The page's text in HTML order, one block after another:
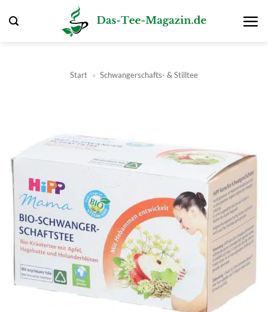
Inhalt
Start » Schwangerschafts- & Stilltee